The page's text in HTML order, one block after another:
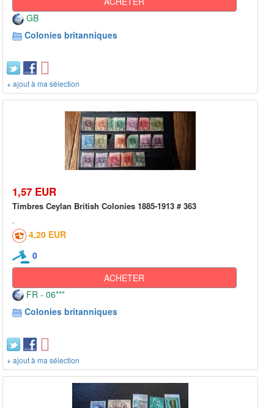
GB
Colonies britanniques
+ ajout à ma sélection
1,57 EUR
Timbres Ceylan British Colonies 1885-1913 # 363
4,20 EUR
0
ACHETER
FR - 06***
Colonies britanniques
+ ajout à ma sélection